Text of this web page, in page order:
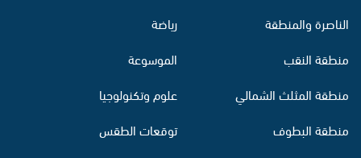
الناصرة والمنطقة
منطقة النقب
منطقة المثلث الشمالي
منطقة البطوف
رياضة
الموسوعة
علوم وتكنولوجيا
توقعات الطقس